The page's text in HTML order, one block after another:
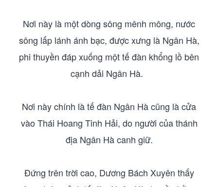
Nơi này là một dòng sông mênh mông, nước
sông lấp lánh ánh bạc, được xưng là Ngân Hà,
phi thuyền đáp xuống một tế đàn khổng lồ bên
cạnh dải Ngân Hà.
Nơi này chính là tế đàn Ngân Hà cũng là cửa
vào Thái Hoang Tinh Hải, do người của thánh
địa Ngân Hà canh giữ.
Đứng trên trời cao, Dương Bách Xuyên thấy